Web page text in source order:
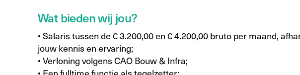
Wat bieden wij jou?
• Salaris tussen de € 3.200,00 en € 4.200,00 bruto per maand,
jouw kennis en ervaring;
• Verloning volgens CAO Bouw & Infra;